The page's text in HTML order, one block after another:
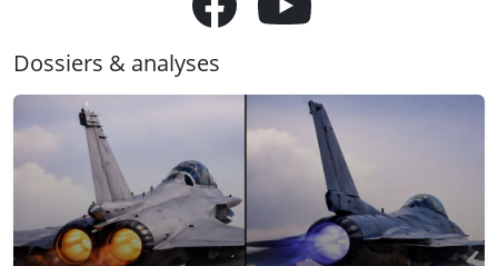
Dossiers & analyses